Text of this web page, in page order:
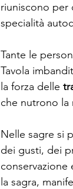
riuniscono per
specialità
Tante le
Tavola
la forza delle
che nutrono la
Nelle sagre si
dei gusti, dei
conservazione
la sagra,